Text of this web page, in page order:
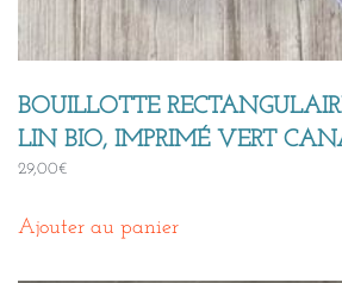
BOUILLOTTE
LIN BIO, IMPRIMÉ VERT
29,00€
Ajouter au panier